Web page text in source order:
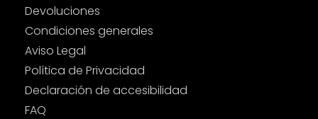
Devoluciones
Condiciones generales
Aviso Legal
Política de Privacidad
Declaración de accesibilidad
FAQ